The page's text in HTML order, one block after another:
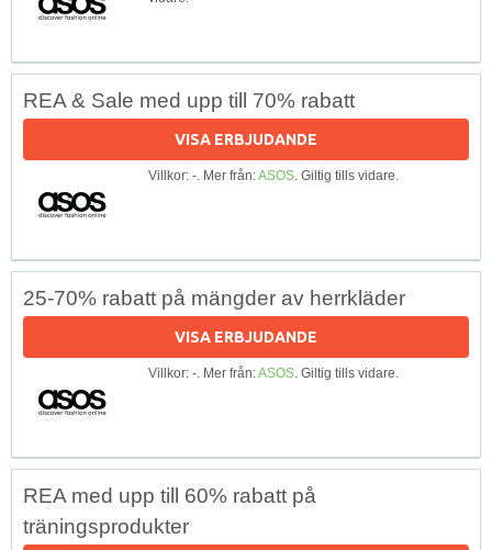
REA & Sale med upp till 70% rabatt
VISA ERBJUDANDE
Villkor: -. Mer från:ASOS. Giltig tills vidare.
25-70% rabatt på mängder av herrkläder
VISA ERBJUDANDE
Villkor: -. Mer från:ASOS. Giltig tills vidare.
REA med upp till 60% rabatt på
träningsprodukter